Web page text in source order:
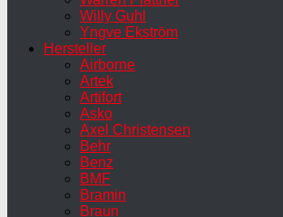
Willy Guhl
Yngve Ekström
Hersteller
Airborne
Artek
Artifort
Asko
Axel Christensen
Behr
Benz
BMF
Bramin
Braun